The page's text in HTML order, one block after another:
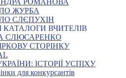
РОМАНОВА
ЖУРБА
СЛЄПУХІН
КАТАЛОГИ ВЧИТЕЛІВ
СЛЮСАРЕНКО
СТОРІНКУ
ІСТОРІЇ УСПІХУ
для конкурсантів